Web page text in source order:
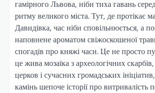
гамірного Львова, ніби тиха гавань
ритму великого міста. Тут, де протікає
Давидівка, час ніби сповільнюється, а
наповнене ароматом свіжоскошеної
спогадів про княжі часи. Це не просто
це жива мозаїка з археологічних
церков і сучасних громадських
камінь шепоче історії про витривалість